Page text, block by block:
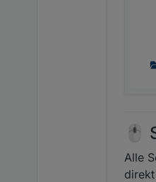
🖱️
Alle